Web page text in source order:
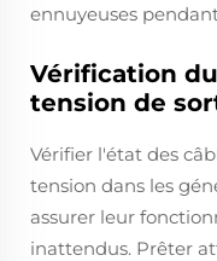
ennuyeuses
Vérification
tension de
Vérifier l'état des
tension dans les
assurer leur
inattendus. Prêter